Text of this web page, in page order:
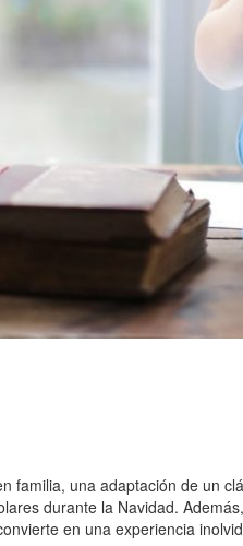
familia, una adaptación de un
durante la Navidad.
en una experiencia